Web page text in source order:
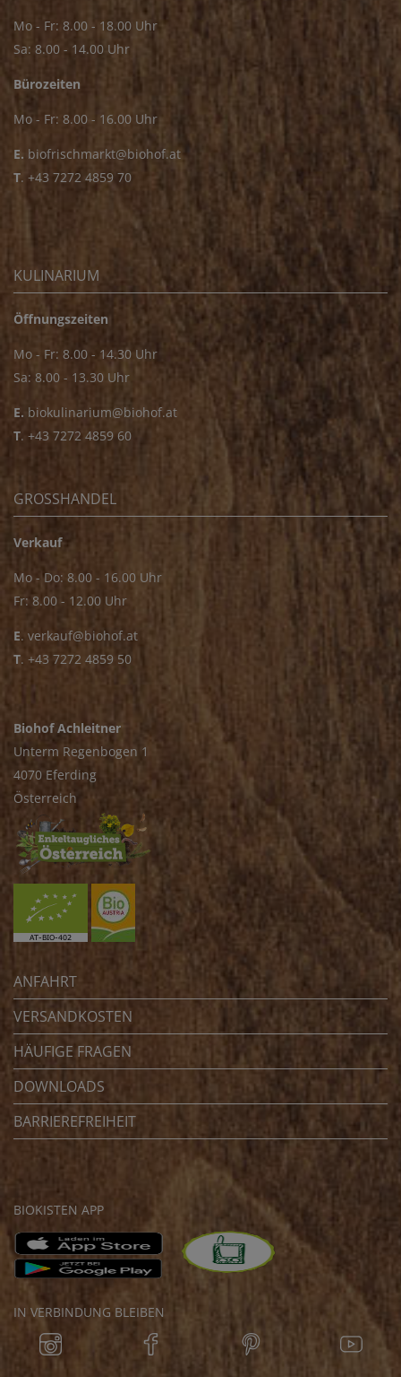
Mo - Fr: 8.00 - 18.00 Uhr
Sa: 8.00 - 14.00 Uhr
Bürozeiten
Mo - Fr: 8.00 - 16.00 Uhr
E. biofrischmarkt@biohof.at
T. +43 7272 4859 70
KULINARIUM
Öffnungszeiten
Mo - Fr: 8.00 - 14.30 Uhr
Sa: 8.00 - 13.30 Uhr
E. biokulinarium@biohof.at
T. +43 7272 4859 60
GROSSHANDEL
Verkauf
Mo - Do: 8.00 - 16.00 Uhr
Fr: 8.00 - 12.00 Uhr
E. verkauf@biohof.at
T. +43 7272 4859 50
Biohof Achleitner
Unterm Regenbogen 1
4070 Eferding
Österreich
ANFAHRT
VERSANDKOSTEN
HÄUFIGE FRAGEN
DOWNLOADS
BARRIEREFREIHEIT
BIOKISTEN APP
IN VERBINDUNG BLEIBEN